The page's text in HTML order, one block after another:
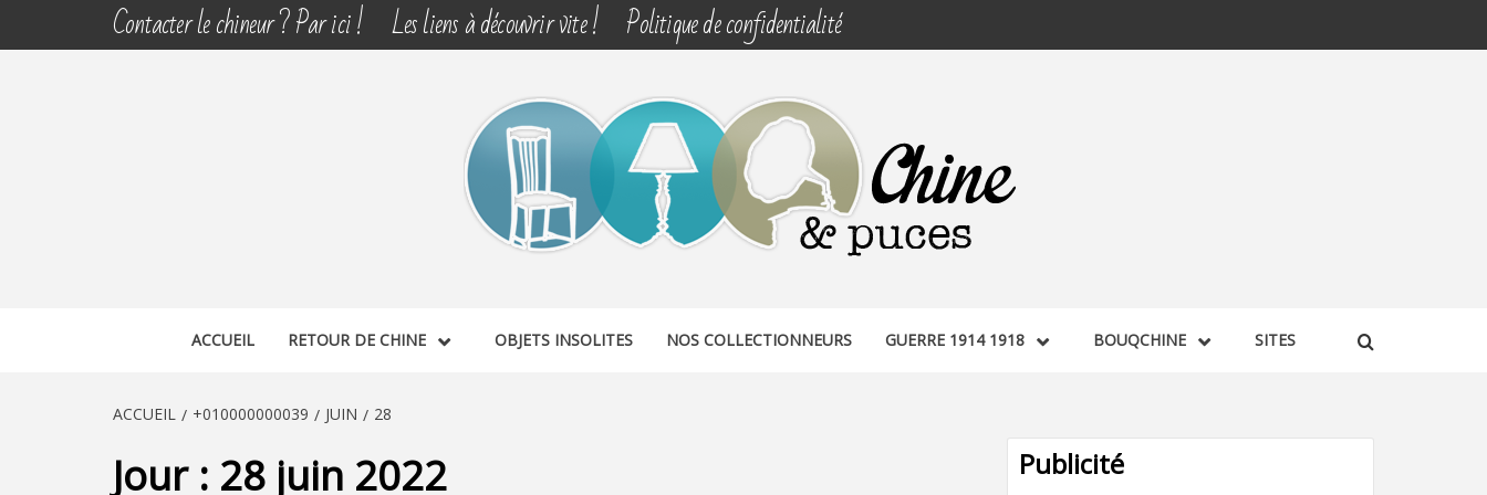
Contacter le chineur ? Par ici ! Les liens à découvrir vite ! Politique de confidentialité
CHINE & PUCES
ACCUEIL RETOUR DE CHINE OBJETS INSOLITES NOS COLLECTIONNEURS GUERRE 1914 1918 BOUQCHINE SITES
ACCUEIL +010000000039 JUIN 28
Jour : 28 juin 2022 Publicité